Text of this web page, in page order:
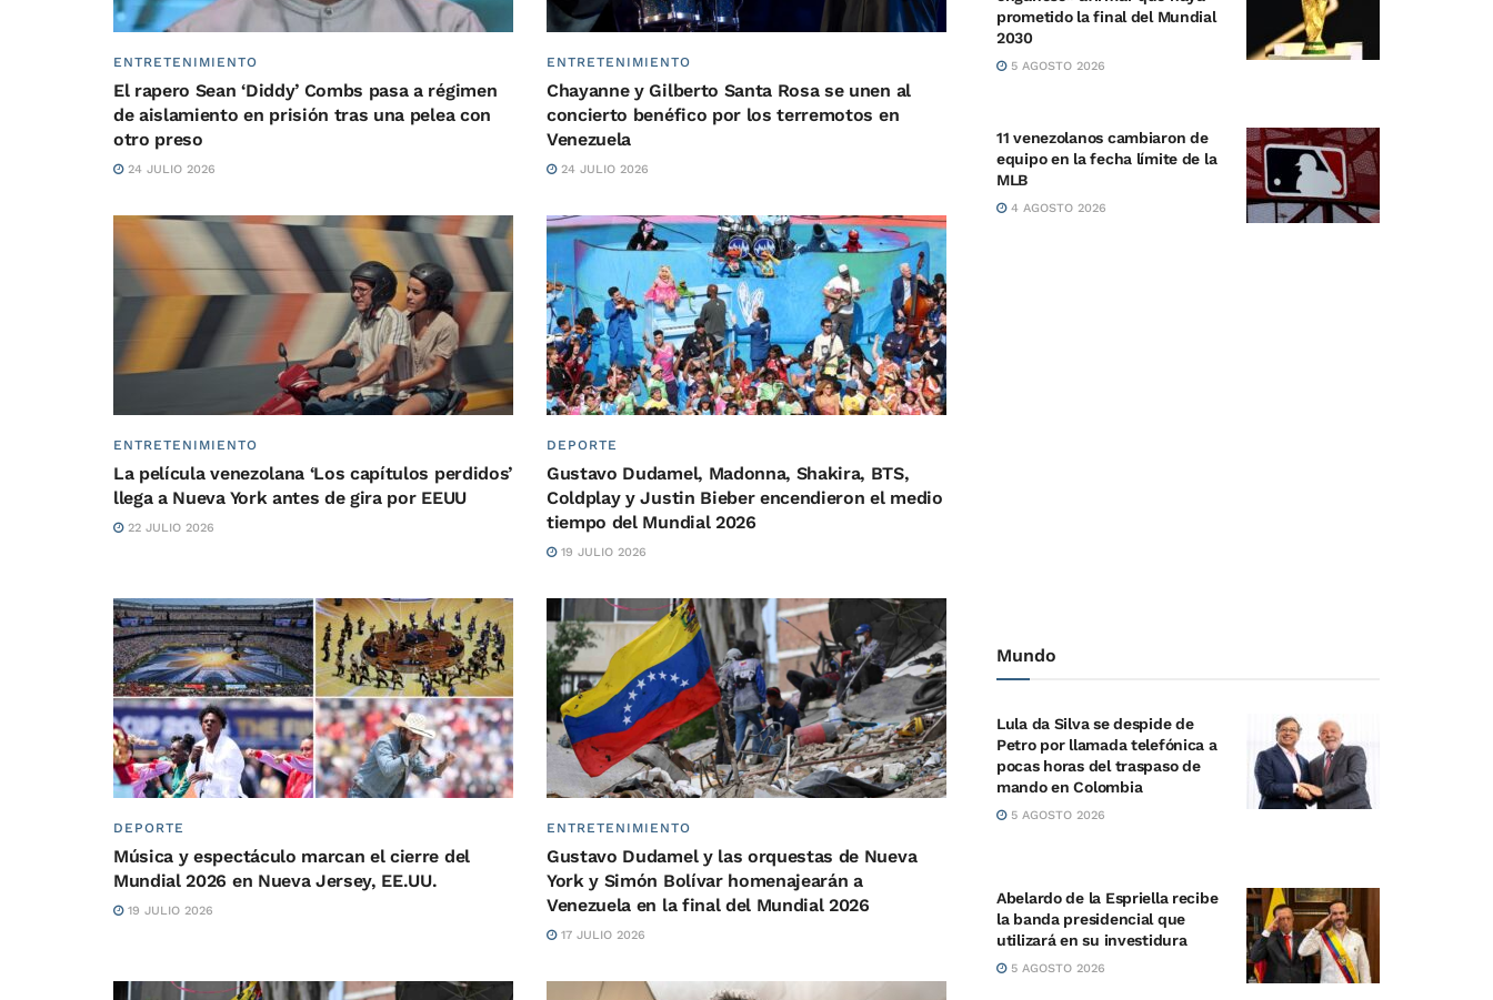
ENTRETENIMIENTO
El rapero Sean ‘Diddy’ Combs pasa a régimen
de aislamiento en prisión tras una pelea con
otro preso
24 JULIO 2026
ENTRETENIMIENTO
Chayanne y Gilberto Santa Rosa se unen al
concierto benéfico por los terremotos en
Venezuela
24 JULIO 2026
ENTRETENIMIENTO
La película venezolana ‘Los capítulos perdidos’
llega a Nueva York antes de gira por EEUU
22 JULIO 2026
DEPORTE
Gustavo Dudamel, Madonna, Shakira, BTS,
Coldplay y Justin Bieber encendieron el medio
tiempo del Mundial 2026
19 JULIO 2026
DEPORTE
Música y espectáculo marcan el cierre del
Mundial 2026 en Nueva Jersey, EE.UU.
19 JULIO 2026
ENTRETENIMIENTO
Gustavo Dudamel y las orquestas de Nueva
York y Simón Bolívar homenajearán a
Venezuela en la final del Mundial 2026
17 JULIO 2026
prometido la final del Mundial
2030
5 AGOSTO 2026
11 venezolanos cambiaron de
equipo en la fecha límite de la
MLB
4 AGOSTO 2026
Mundo
Lula da Silva se despide de
Petro por llamada telefónica a
pocas horas del traspaso de
mando en Colombia
5 AGOSTO 2026
Abelardo de la Espriella recibe
la banda presidencial que
utilizará en su investidura
5 AGOSTO 2026